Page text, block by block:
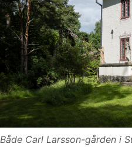
Både Carl Larsson-gården i